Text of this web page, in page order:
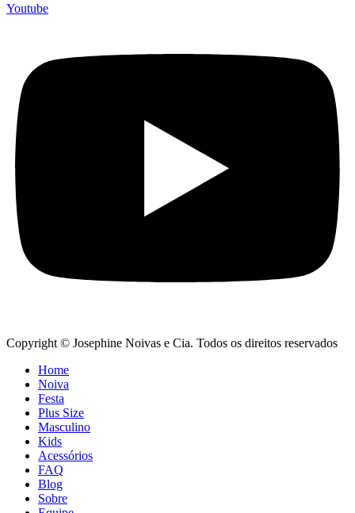
Youtube
Copyright © Josephine Noivas e Cia. Todos os direitos reservados
Home
Noiva
Festa
Plus Size
Masculino
Kids
Acessórios
FAQ
Blog
Sobre